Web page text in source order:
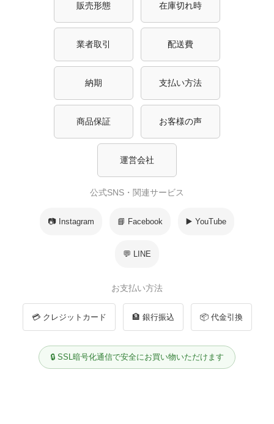
販売形態 在庫切れ時
業者取引 配送費
納期 支払い方法
商品保証 お客様の声
運営会社
公式SNS・関連サービス
📷 Instagram 📘 Facebook ▶️ YouTube
💬 LINE
お支払い方法
💳 クレジットカード 🏦 銀行振込 📦 代金引換
🔒 SSL暗号化通信で安全にお買い物いただけます